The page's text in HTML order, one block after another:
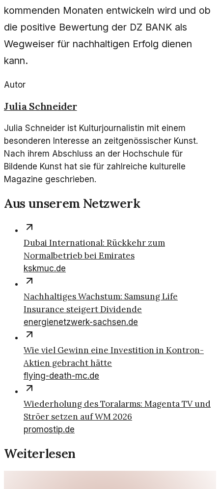
kommenden Monaten entwickeln wird und ob
die positive Bewertung der DZ BANK als
Wegweiser für nachhaltigen Erfolg dienen
kann.
Autor
Julia Schneider
Julia Schneider ist Kulturjournalistin mit einem
besonderen Interesse an zeitgenössischer Kunst.
Nach ihrem Abschluss an der Hochschule für
Bildende Kunst hat sie für zahlreiche kulturelle
Magazine geschrieben.
Aus unserem Netzwerk
Dubai International: Rückkehr zum
Normalbetrieb bei Emirates
kskmuc.de
Nachhaltiges Wachstum: Samsung Life
Insurance steigert Dividende
energienetzwerk-sachsen.de
Wie viel Gewinn eine Investition in Kontron-
Aktien gebracht hätte
flying-death-mc.de
Wiederholung des Toralarms: Magenta TV und
Ströer setzen auf WM 2026
promostip.de
Weiterlesen